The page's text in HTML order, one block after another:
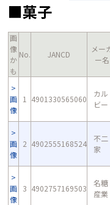
■菓子
画
像
か
も
No. JANCD
メー
ー名
画
像
1 4901330565060
カル
ビー
画
像
2 4902555168524
不二
家
画
像
3 4902757169503
名糖
産業